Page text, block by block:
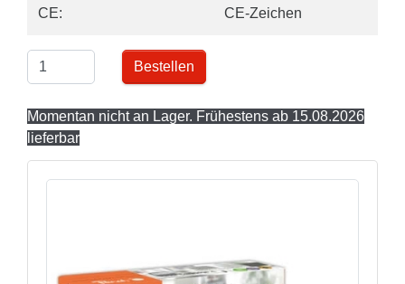
CE: CE-Zeichen
Bestellen
Momentan nicht an Lager. Frühestens ab 15.08.2026
lieferbar